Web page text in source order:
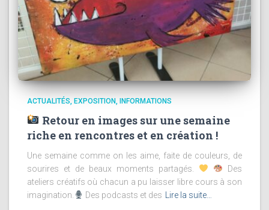
ACTUALITÉS EXPOSITION INFORMATIONS
Retour en images sur une semaine
riche en rencontres et en création !
Une semaine comme on les aime, faite de couleurs, de
sourires et de beaux moments partagés.
Des
ateliers créatifs où chacun a pu laisser libre cours à son
imagination.
Des podcasts et des Lire la suite…